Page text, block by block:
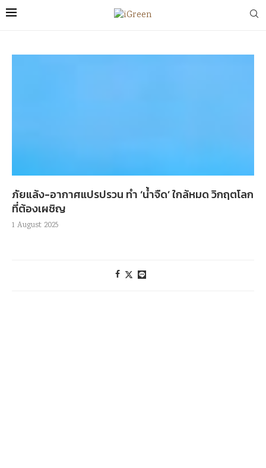
ภัยแล้ง-อากาศแปรปรวน ทำ ‘น้ำจืด’ ใกล้หมด วิกฤตโลก
ที่ต้องเผชิญ
1 August 2025